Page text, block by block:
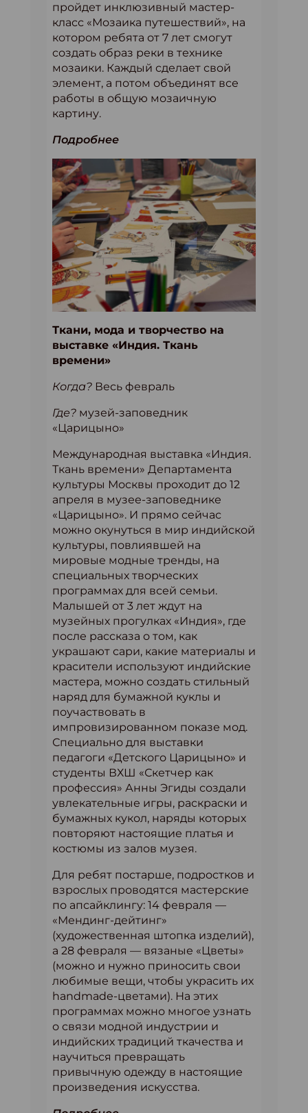
пройдет инклюзивный мастер-
класс «Мозаика путешествий», на
котором ребята от 7 лет смогут
создать образ реки в технике
мозаики. Каждый сделает свой
элемент, а потом объединят все
работы в общую мозаичную
картину.
Подробнее
Ткани, мода и творчество на
выставке «Индия. Ткань
времени»
Когда? Весь февраль
Где? музей-заповедник
«Царицыно»
Международная выставка «Индия.
Ткань времени» Департамента
культуры Москвы проходит до 12
апреля в музее-заповеднике
«Царицыно». И прямо сейчас
можно окунуться в мир индийской
культуры, повлиявшей на
мировые модные тренды, на
специальных творческих
программах для всей семьи.
Малышей от 3 лет ждут на
музейных прогулках «Индия», где
после рассказа о том, как
украшают сари, какие материалы и
красители используют индийские
мастера, можно создать стильный
наряд для бумажной куклы и
поучаствовать в
импровизированном показе мод.
Специально для выставки
педагоги «Детского Царицыно» и
студенты ВХШ «Скетчер как
профессия» Анны Эгиды создали
увлекательные игры, раскраски и
бумажных кукол, наряды которых
повторяют настоящие платья и
костюмы из залов музея.
Для ребят постарше, подростков и
взрослых проводятся мастерские
по апсайклингу: 14 февраля —
«Мендинг-дейтинг»
(художественная штопка изделий),
а 28 февраля — вязаные «Цветы»
(можно и нужно приносить свои
любимые вещи, чтобы украсить их
handmade-цветами). На этих
программах можно многое узнать
о связи модной индустрии и
индийских традиций ткачества и
научиться превращать
привычную одежду в настоящие
произведения искусства.